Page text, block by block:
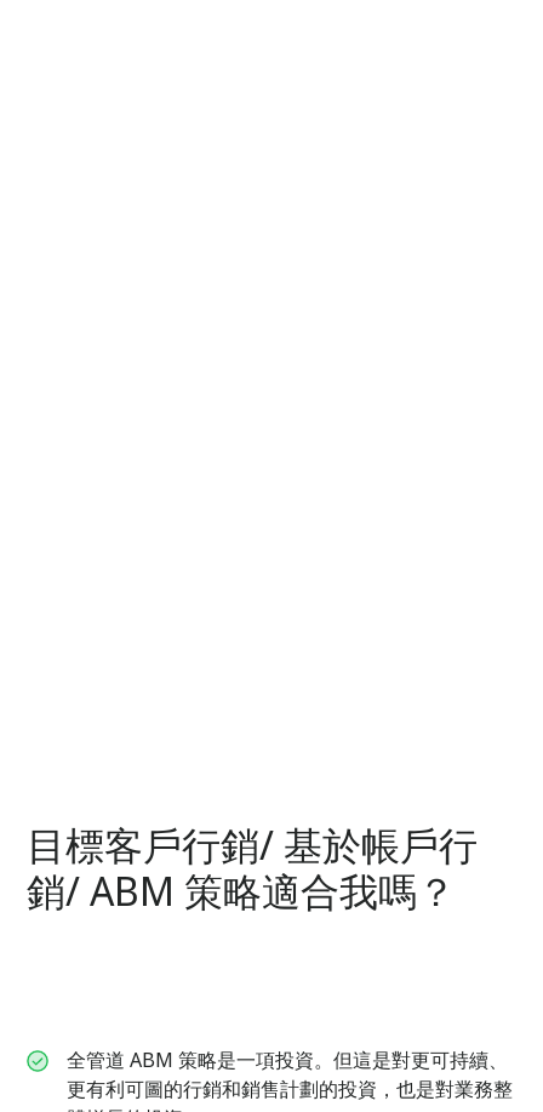
目標客戶行銷/ 基於帳戶行
銷/ ABM 策略適合我嗎？
全管道 ABM 策略是一項投資。但這是對更可持續、
更有利可圖的行銷和銷售計劃的投資，也是對業務整